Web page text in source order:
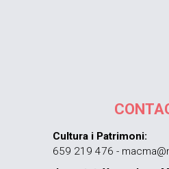
Cultura i Patrimoni:
659 219 476 -